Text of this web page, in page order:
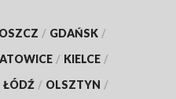
/ GDAŃSK /
/ KIELCE /
ŁÓDŹ / OLSZTYN /